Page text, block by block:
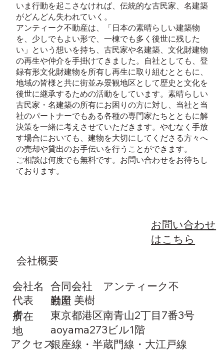
お問い合わせ
はこちら
いま行動を起こさなければ、伝統的な古民家、名建築
がどんどん失われていく。
アンティーク不動産は、「日本の素晴らしい建築物
を、少しでもよい形で、一棟でも多く後世に残した
い」という想いを持ち、古民家や名建築、文化財建物
の再生や仲介を手掛けてきました。自社としても、登
録有形文化財建物を所有し再生に取り組むとともに、
地域の皆様と共に街並み景観地区として歴史と文化を
後世に継承するための活動をしています。素晴らしい
古民家・名建築の所有にお困りの方に対し、当社と当
社のパートナーでもある各種の専門家たちとともに解
決策を一緒に考えさせていただきます。やむなく手放
す場合においても、建物を大切にしてくださる方々へ
の売却や貸出のお手伝いを行うことができます。
ご相談は何度でも無料です。お問い合わせをお待ちし
ております。
​会社概要
代表
者
​所在
地
​アクセス
会社名
合同会社 アンティーク不
動産
岩田 美樹
銀座線・半蔵門線・大江戸線
東京都港区南青山2丁目7番3号
aoyama273ビル1階